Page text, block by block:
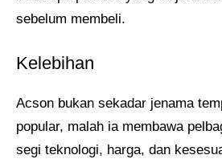
sebelum membeli.
Kelebihan
Acson bukan sekadar jenama
popular, malah ia membawa
segi teknologi, harga, dan